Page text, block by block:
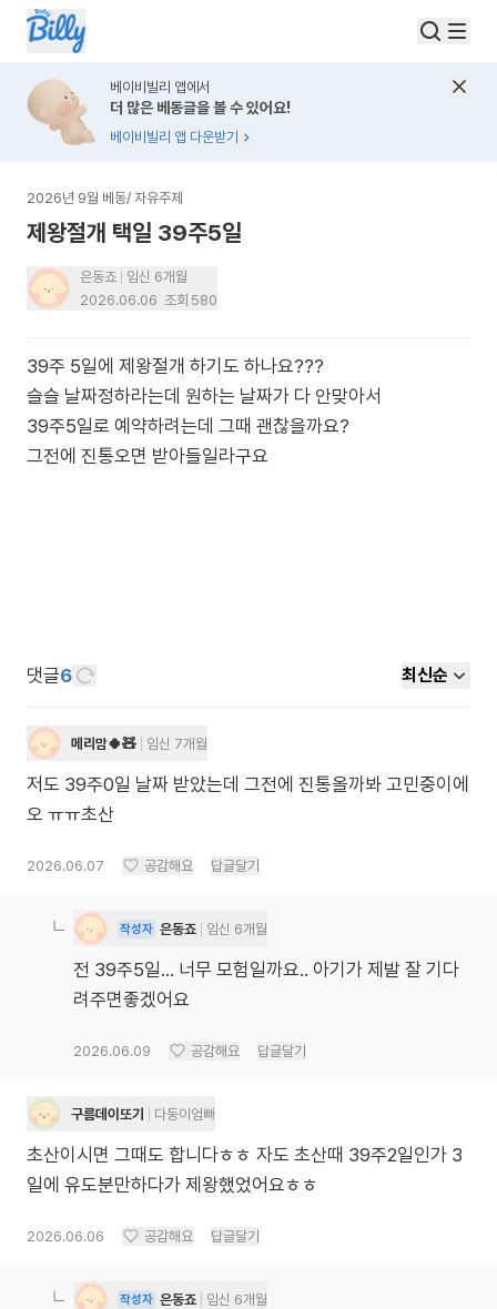
베이비빌리 앱에서
더 많은 베동글을 볼 수 있어요!
베이비빌리 앱 다운받기
2026년 9월 베동/ 자유주제
제왕절개 택일 39주5일
은동죠
임신 6개월
2026.06.06 조회 580
39주 5일에 제왕절개 하기도 하나요???
슬슬 날짜정하라는데 원하는 날짜가 다 안맞아서
39주5일로 예약하려는데 그때 괜찮을까요?
그전에 진통오면 받아들일라구요
댓글6 최신순
메리맘🍀🧸 임신 7개월
저도 39주0일 날짜 받았는데 그전에 진통올까봐 고민중이에
오 ㅠㅠ초산
2026.06.07 공감해요 답글달기
작성자 은동죠 임신 6개월
전 39주5일... 너무 모험일까요.. 아기가 제발 잘 기다
려주면좋겠어요
2026.06.09 공감해요 답글달기
구름데이또기 다둥이엄빠
초산이시면 그때도 합니다ㅎㅎ 자도 초산때 39주2일인가 3
일에 유도분만하다가 제왕했었어요ㅎㅎ
2026.06.06 공감해요 답글달기
작성자 은동죠 임신 6개월